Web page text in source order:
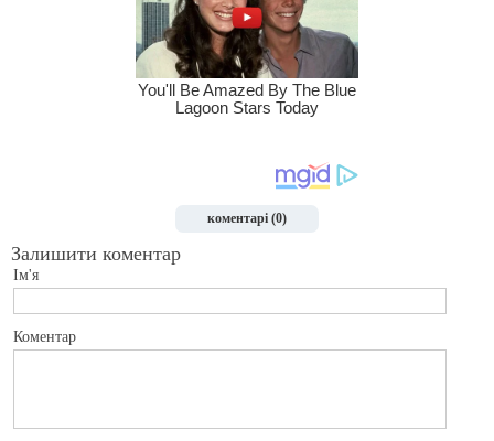
коментарі (0)
Залишити коментар
Ім'я
Коментар